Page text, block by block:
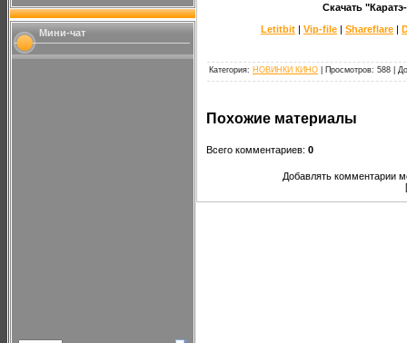
Мини-чат
Скачать
Letitbit | Vip-file | Shareflare |
Категория: НОВИНКИ КИНО Просмотров: 588
Похожие материалы
Всего комментариев: 0
Добавлять комментарии